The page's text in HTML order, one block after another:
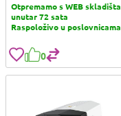
Otpremamo s WEB skladišta
unutar 72 sata
Raspoloživo u poslovnicama
0